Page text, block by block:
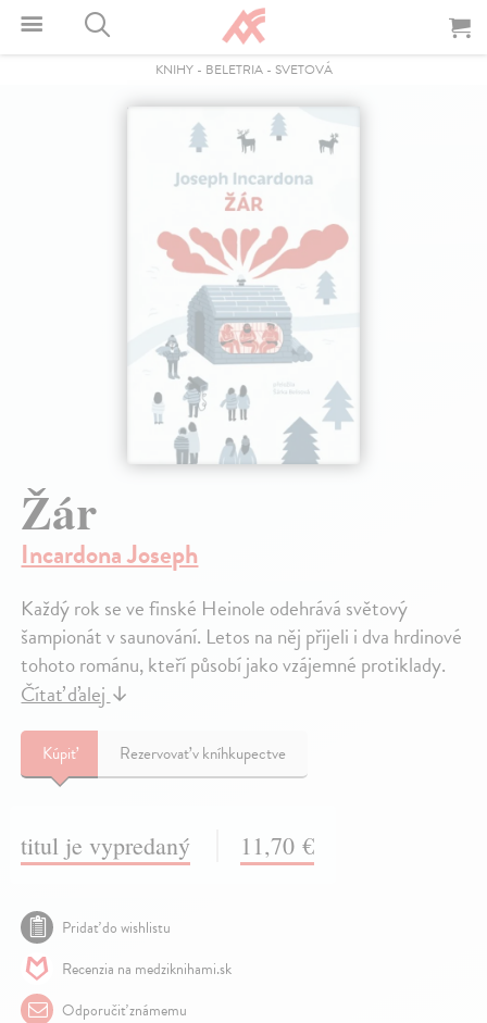
KNIHY- BELETRIA- SVETOVÁ
Žár
Incardona Joseph
Každý rok se ve finské Heinole odehrává světový
šampionát v saunování. Letos na něj přijeli i dva hrdinové
tohoto románu, kteří působí jako vzájemné protiklady.
Čítať ďalej↓
Kúpiť Rezervovať v kníhkupectve
titul je vypredaný 11,70 €
Pridať do wishlistu
Recenzia na medziknihami.sk
Odporučiť známemu